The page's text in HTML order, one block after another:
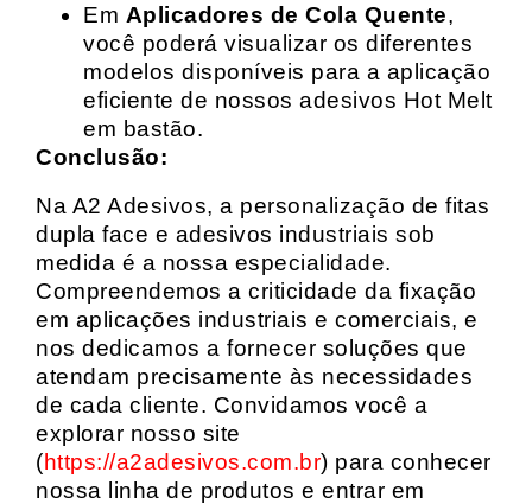
Em Aplicadores de Cola Quente,
você poderá visualizar os diferentes
modelos disponíveis para a aplicação
eficiente de nossos adesivos Hot Melt
em bastão.
Conclusão:
Na A2 Adesivos, a personalização de fitas
dupla face e adesivos industriais sob
medida é a nossa especialidade.
Compreendemos a criticidade da fixação
em aplicações industriais e comerciais, e
nos dedicamos a fornecer soluções que
atendam precisamente às necessidades
de cada cliente. Convidamos você a
explorar nosso site
(https://a2adesivos.com.br) para conhecer
nossa linha de produtos e entrar em